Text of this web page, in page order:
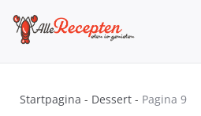
content
Startpagina - Dessert - Pagina 9